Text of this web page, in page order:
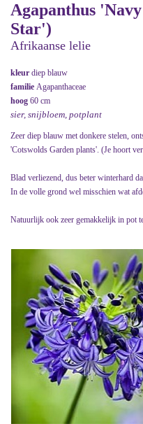
Agapanthus
Star')
Afrikaanse lelie
kleur diep blauw
familie Agapanthaceae
hoog 60 cm
sier, snijbloem, potplant
Zeer diep blauw met donkere stelen,
'Cotswolds Garden plants'. (Je hoort
Blad verliezend, dus beter winterhard
In de volle grond wel misschien wat
Natuurlijk ook zeer gemakkelijk in pot